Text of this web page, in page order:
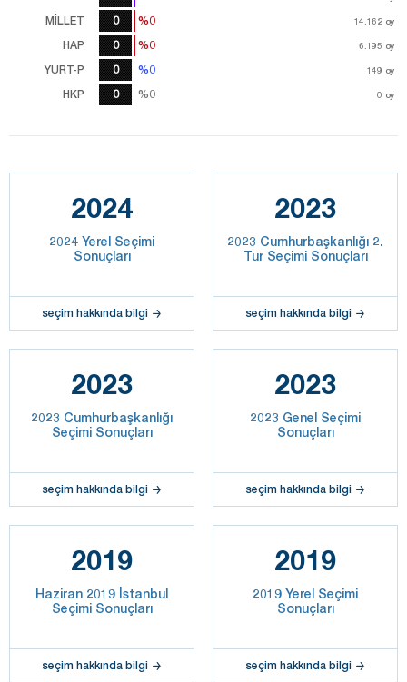
MİLLET
HAP
YURT-P
HKP
0
0
0
0
%0 14.162 oy
%0 6.195 oy
%0 149 oy
%0 0 oy
%0 14.162 oy
%0
%0
%0
2024
2024 Yerel Seçimi
Sonuçları
seçim hakkında bilgi
2023
2023 Cumhurbaşkanlığı 2.
Tur Seçimi Sonuçları
seçim hakkında bilgi
2023
2023 Cumhurbaşkanlığı
Seçimi Sonuçları
seçim hakkında bilgi
2023
2023 Genel Seçimi
Sonuçları
seçim hakkında bilgi
2019
Haziran 2019 İstanbul
Seçimi Sonuçları
seçim hakkında bilgi
2019
2019 Yerel Seçimi
Sonuçları
seçim hakkında bilgi